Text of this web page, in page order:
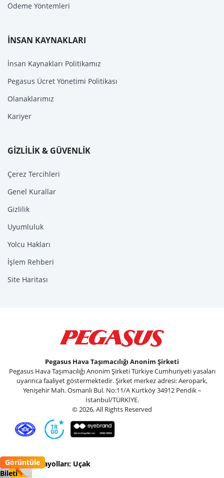
Ödeme Yöntemleri
İNSAN KAYNAKLARI
İnsan Kaynakları Politikamız
Pegasus Ücret Yönetimi Politikası
Olanaklarımız
Kariyer
GİZLİLİK & GÜVENLİK
Çerez Tercihleri
Genel Kurallar
Gizlilik
Uyumluluk
Yolcu Hakları
İşlem Rehberi
Site Haritası
Pegasus Hava Taşımacılığı Anonim Şirketi
Pegasus Hava Taşımacılığı Anonim Şirketi Türkiye Cumhuriyeti yasaları
uyarınca faaliyet göstermektedir. Şirket merkez adresi: Aeropark,
Yenişehir Mah. Osmanlı Bul. No:11/A Kurtköy 34912 Pendik –
İstanbul/TÜRKİYE.
© 2026, All Rights Reserved
Pegasus Havayolları: Uçak
Bileti
Görüntüle